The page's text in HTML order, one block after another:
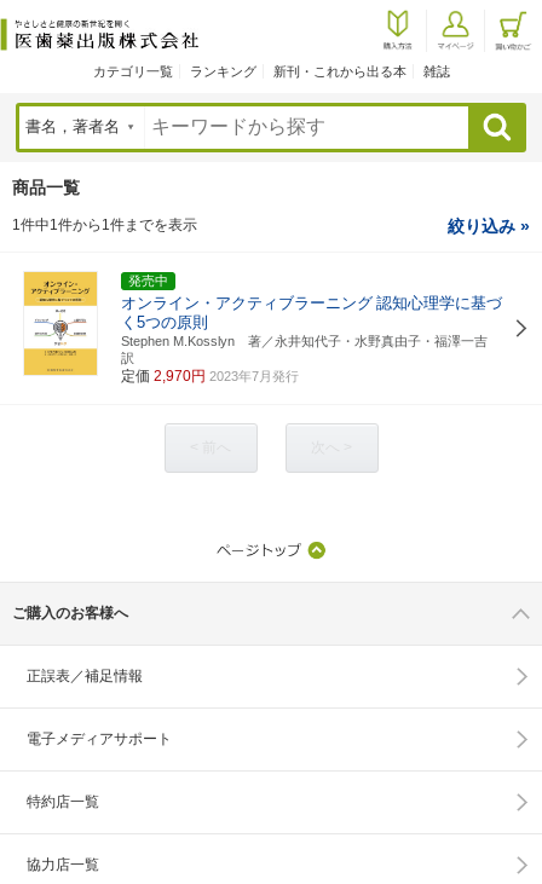
カテゴリ一覧 ランキング 新刊・これから出る本 雑誌
検索
商品一覧
1件中1件から1件までを表示 絞り込み »
発売中
オンライン・アクティブラーニング 認知心理学に基づ
く5つの原則
Stephen M.Kosslyn 著／永井知代子・水野真由子・福澤一吉
訳
定価 2,970円 2023年7月発行
ご購入のお客様へ
正誤表／補足情報
電子メディアサポート
特約店一覧
協力店一覧